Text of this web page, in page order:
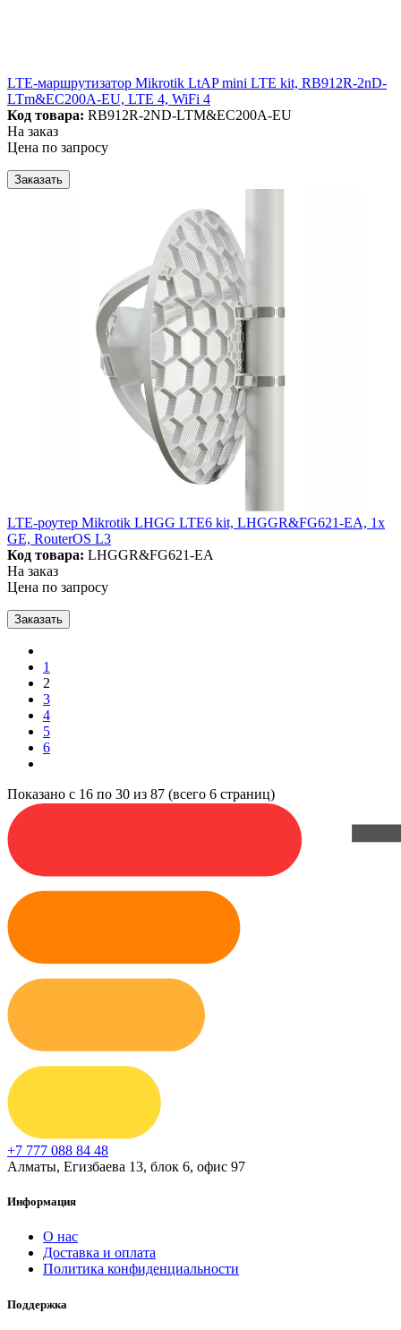
LTE-маршрутизатор Mikrotik LtAP mini LTE kit, RB912R-2nD-
LTm&EC200A-EU, LTE 4, WiFi 4
Код товара: RB912R-2ND-LTM&EC200A-EU
На заказ
Цена по запросу
Заказать
LTE-роутер Mikrotik LHGG LTE6 kit, LHGGR&FG621-EA, 1x
GE, RouterOS L3
Код товара: LHGGR&FG621-EA
На заказ
Цена по запросу
Заказать
1
2
3
4
5
6
Показано с 16 по 30 из 87 (всего 6 страниц)
+7 777 088 84 48
Алматы, Егизбаева 13, блок 6, офис 97
Информация
О нас
Доставка и оплата
Политика конфиденциальности
Поддержка